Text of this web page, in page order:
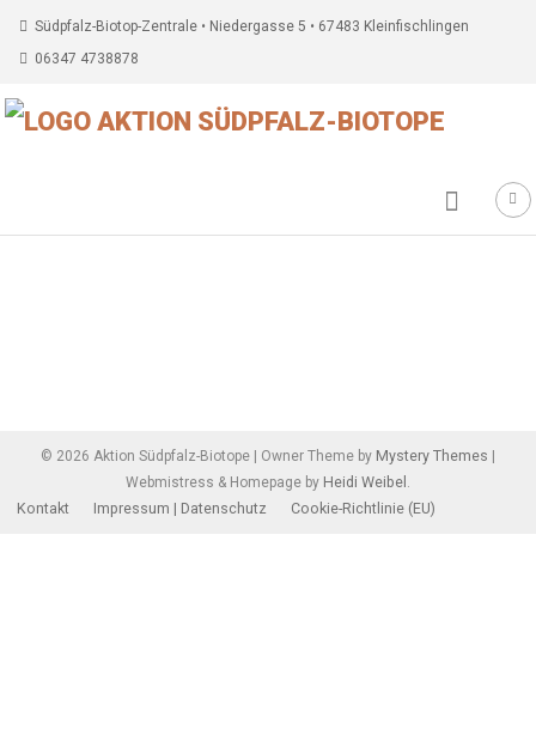
Südpfalz-Biotop-Zentrale • Niedergasse 5 • 67483 Kleinfischlingen
06347 4738878
© 2026 Aktion Südpfalz-Biotope Owner Theme by Mystery Themes
Webmistress & Homepage by Heidi Weibel .
Kontakt Impressum | Datenschutz Cookie-Richtlinie (EU)